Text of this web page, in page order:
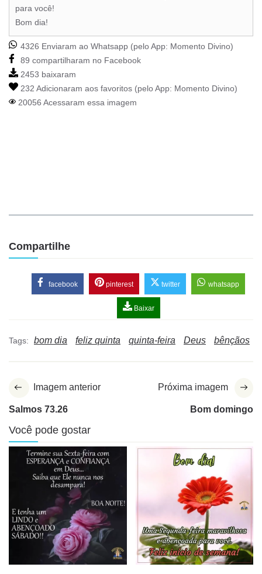
para você!
Bom dia!
4326 Enviaram ao Whatsapp (pelo App: Momento Divino)
89 compartilharam no Facebook
2453 baixaram
232 Adicionaram aos favoritos (pelo App: Momento Divino)
20056 Acessaram essa imagem
Compartilhe
facebook pinterest twitter whatsapp
Baixar
Tags: bom dia feliz quinta quinta-feira Deus bênçãos
Imagem anterior
Salmos 73.26
Próxima imagem
Bom domingo
Você pode gostar